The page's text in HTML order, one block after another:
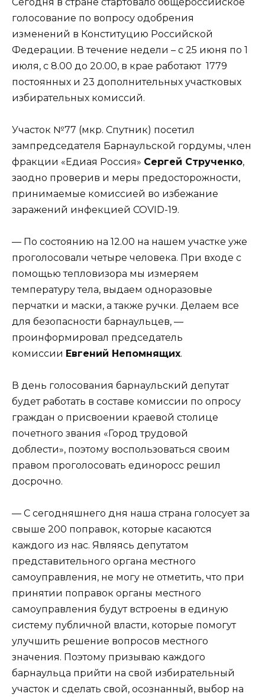
голосование по вопросу одобрения
изменений в Конституцию Российской
Федерации. В течение недели – с 25 июня по 1
июля, с 8.00 до 20.00, в крае работают 1779
постоянных и 23 дополнительных участковых
избирательных комиссий.
Участок №77 (мкр. Спутник) посетил
зампредседателя Барнаульской гордумы, член
фракции «Едиая Россия» Сергей Струченко,
заодно проверив и меры предосторожности,
принимаемые комиссией во избежание
заражений инфекцией COVID-19.
— По состоянию на 12.00 на нашем участке уже
проголосовали четыре человека. При входе с
помощью тепловизора мы измеряем
температуру тела, выдаем одноразовые
перчатки и маски, а также ручки. Делаем все
для безопасности барнаульцев, —
проинформировал председатель
комиссии Евгений Непомнящих.
В день голосования барнаульский депутат
будет работать в составе комиссии по опросу
граждан о присвоении краевой столице
почетного звания «Город трудовой
доблести», поэтому воспользоваться своим
правом проголосовать единоросс решил
досрочно.
— С сегодняшнего дня наша страна голосует за
свыше 200 поправок, которые касаются
каждого из нас. Являясь депутатом
представительного органа местного
самоуправления, не могу не отметить, что при
принятии поправок органы местного
самоуправления будут встроены в единую
систему публичной власти, которые помогут
улучшить решение вопросов местного
значения. Поэтому призываю каждого
барнаульца прийти на свой избирательный
участок и сделать свой, осознанный, выбор на